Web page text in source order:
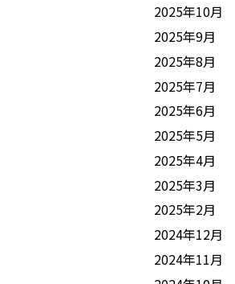
2025年10月
2025年9月
2025年8月
2025年7月
2025年6月
2025年5月
2025年4月
2025年3月
2025年2月
2024年12月
2024年11月